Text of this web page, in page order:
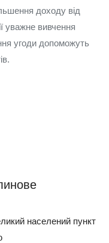
доходу від
уважне вивчення
угоди допоможуть
населений пункт